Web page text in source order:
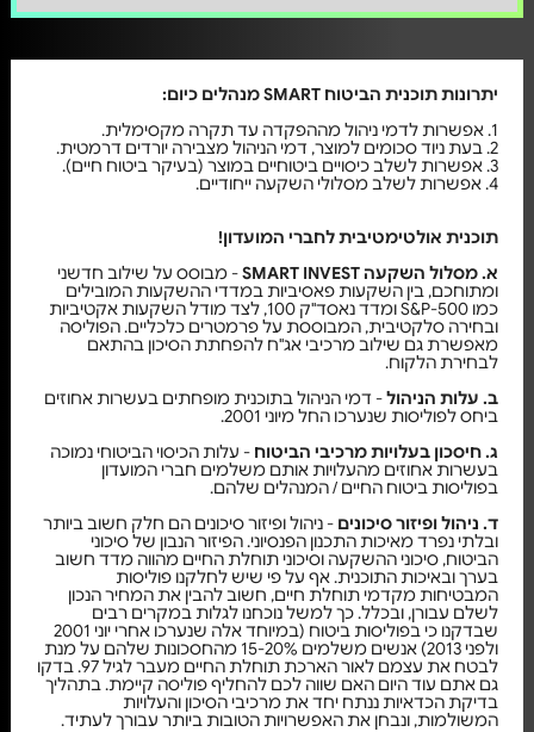
יתרונות תוכנית הביטוח SMART מנהלים כיום:
1. אפשרות לדמי ניהול מההפקדה עד תקרה מקסימלית.
2. בעת ניוד סכומים למוצר, דמי הניהול מצבירה יורדים דרמטית.
3. אפשרות לשלב כיסויים ביטוחיים במוצר (בעיקר ביטוח חיים).
4. אפשרות לשלב מסלולי השקעה ייחודיים.
תוכנית אולטימטיבית לחברי המועדון!
א. מסלול השקעה SMART INVEST
- מבוסס על שילוב חדשני
ומתוחכם, בין השקעות פאסיביות במדדי ההשקעות המובילים
כמו S&P-500 ומדד נאסד"ק 100, לצד מודל השקעות אקטיביות
ובחירה סלקטיבית, המבוססת על פרמטרים כלכליים. הפוליסה
מאפשרת גם שילוב מרכיבי אג"ח להפחתת הסיכון בהתאם
לבחירת הלקוח.
ב. עלות הניהול- דמי הניהול בתוכנית מופחתים בעשרות אחוזים
ביחס לפוליסות שנערכו החל מיוני 2001.
ג. חיסכון בעלויות מרכיבי הביטוח - עלות הכיסוי הביטוחי נמוכה
בעשרות אחוזים מהעלויות אותם משלמים חברי המועדון
בפוליסות ביטוח החיים / המנהלים שלהם.
ד. ניהול ופיזור סיכונים - ניהול ופיזור סיכונים הם חלק חשוב ביותר
ובלתי נפרד מאיכות התכנון הפנסיוני. הפיזור הנבון של סיכוני
הביטוח, סיכוני ההשקעה וסיכוני תוחלת החיים מהווה מדד חשוב
בערך ובאיכות התוכנית. אף על פי שיש לחלקנו פוליסות
המבטיחות מקדמי תוחלת חיים, חשוב להבין את המחיר הנכון
לשלם עבורן, ובכלל. כך למשל נוכחנו לגלות במקרים רבים
שבדקנו כי בפוליסות ביטוח (במיוחד אלה שנערכו אחרי יוני 2001
ולפני 2013) אנשים משלמים 15-20% מהחסכונות שלהם על מנת
לבטח את עצמם לאור הארכת תוחלת החיים מעבר לגיל 97. בדקו
גם אתם עוד היום האם שווה לכם להחליף פוליסה קיימת. בתהליך
בדיקת הכדאיות ננתח יחד את מרכיבי הסיכון והעלויות
המשולמות, ונבחן את האפשרויות הטובות ביותר עבורך לעתיד.